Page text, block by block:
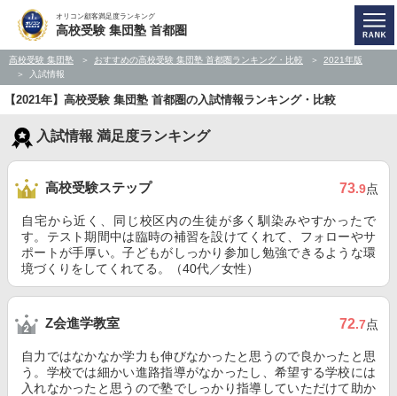
オリコン顧客満足度ランキング
高校受験 集団塾 首都圏
高校受験 集団塾 おすすめの高校受験 集団塾 首都圏ランキング・比較
2021年版
入試情報
【2021年】高校受験 集団塾 首都圏の入試情報ランキング・比較
入試情報 満足度ランキング
高校受験ステップ 73.9点
自宅から近く、同じ校区内の生徒が多く馴染みやすかったで
す。テスト期間中は臨時の補習を設けてくれて、フォローやサ
ポートが手厚い。子どもがしっかり参加し勉強できるような環
境づくりをしてくれてる。（40代／女性）
Z会進学教室 72.7点
自力ではなかなか学力も伸びなかったと思うので良かったと思
う。学校では細かい進路指導がなかったし、希望する学校には
入れなかったと思うので塾でしっかり指導していただけて助か